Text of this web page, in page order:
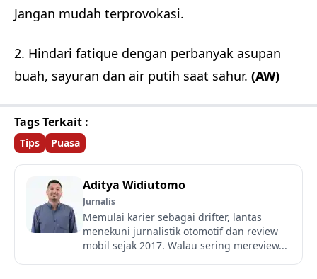
Jangan mudah terprovokasi.
2. Hindari fatique dengan perbanyak asupan
buah, sayuran dan air putih saat sahur. (AW)
Tags Terkait :
Tips Puasa
Aditya Widiutomo
Jurnalis
Memulai karier sebagai drifter, lantas
menekuni jurnalistik otomotif dan review
mobil sejak 2017. Walau sering mereview...